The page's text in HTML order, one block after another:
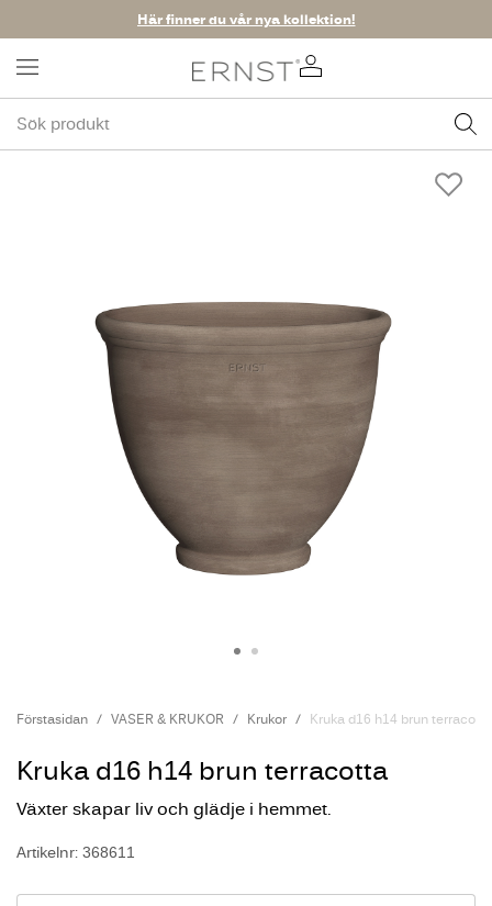
Här finner du vår nya kollektion!
Förstasidan VASER & KRUKOR Krukor Kruka d16 h14 brun terracotta
Kruka d16 h14 brun terracotta
Växter skapar liv och glädje i hemmet.
Artikelnr: 368611